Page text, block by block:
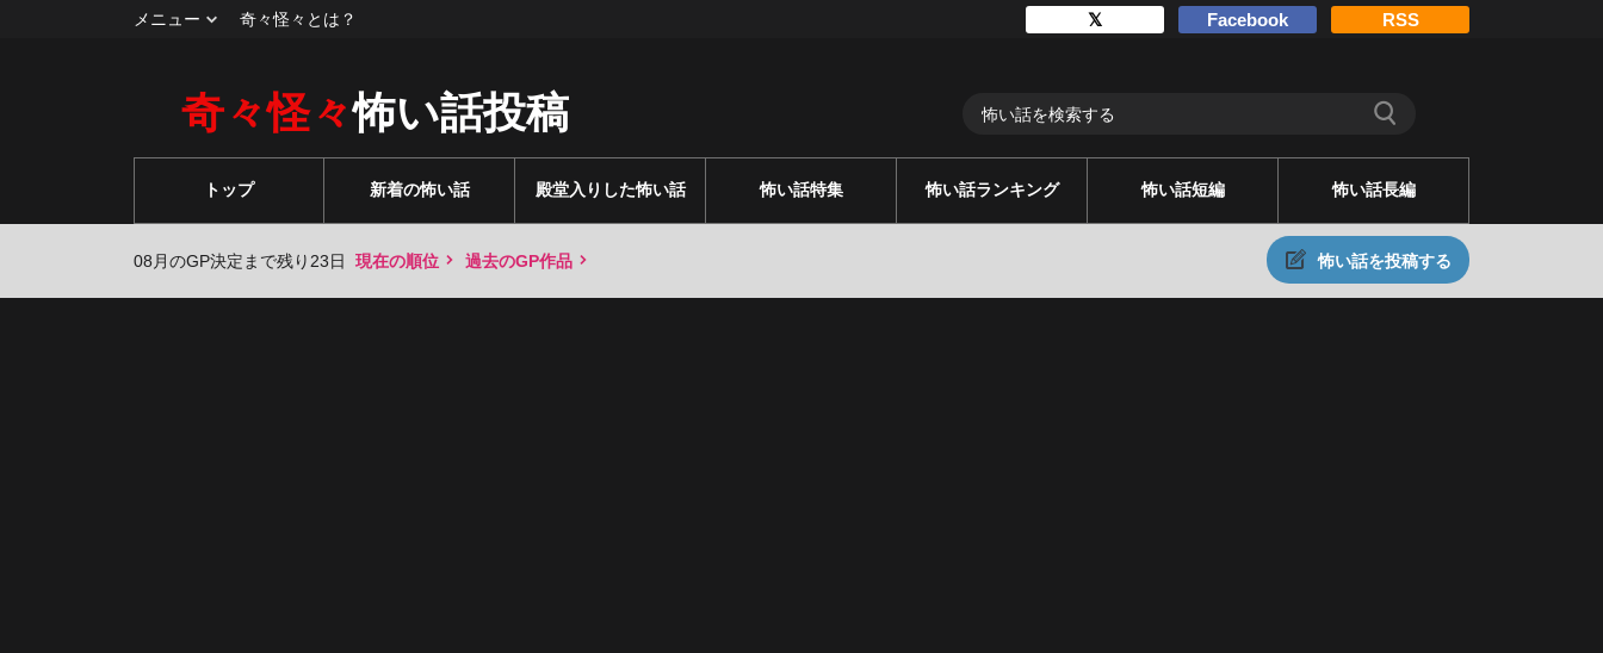
メニュー 奇々怪々とは？ 𝕏 Facebook RSS
奇々怪々怖い話投稿
トップ 新着の怖い話 殿堂入りした怖い話 怖い話特集 怖い話ランキング 怖い話短編 怖い話長編
08月のGP決定まで残り23日 現在の順位 過去のGP作品 怖い話を投稿する